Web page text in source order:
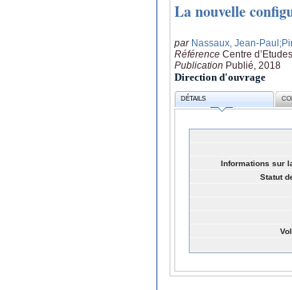
La nouvelle
par Nassaux, Jean-Paul
Référence Centre
Publication Publié, 2018
Direction d'ouvrage
DÉTAILS
Informations sur
Statut